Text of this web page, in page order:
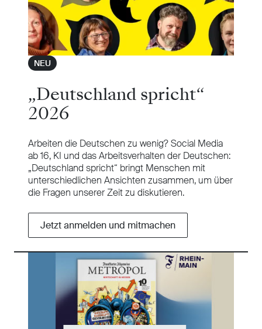
NEU
„Deutschland spricht“
2026
Arbeiten die Deutschen zu wenig? Social Media
ab 16, KI und das Arbeitsverhalten der Deutschen:
„Deutschland spricht“ bringt Menschen mit
unterschiedlichen Ansichten zusammen, um über
die Fragen unserer Zeit zu diskutieren.
Jetzt anmelden und mitmachen